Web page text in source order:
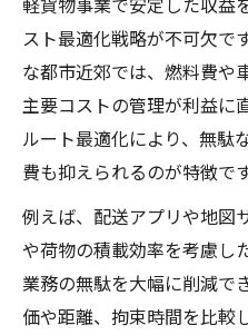
スト最適化戦略が不可欠で
な都市近郊では、燃料費や
主要コストの管理が利益に
ルート最適化により、無駄
費も抑えられるのが特徴です
例えば、配送アプリや地図
や荷物の積載効率を考慮し
業務の無駄を大幅に削減で
価や距離、拘束時間を比較